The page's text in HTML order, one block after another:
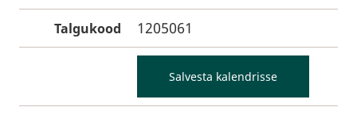
Talgukood 1205061
Salvesta kalendrisse